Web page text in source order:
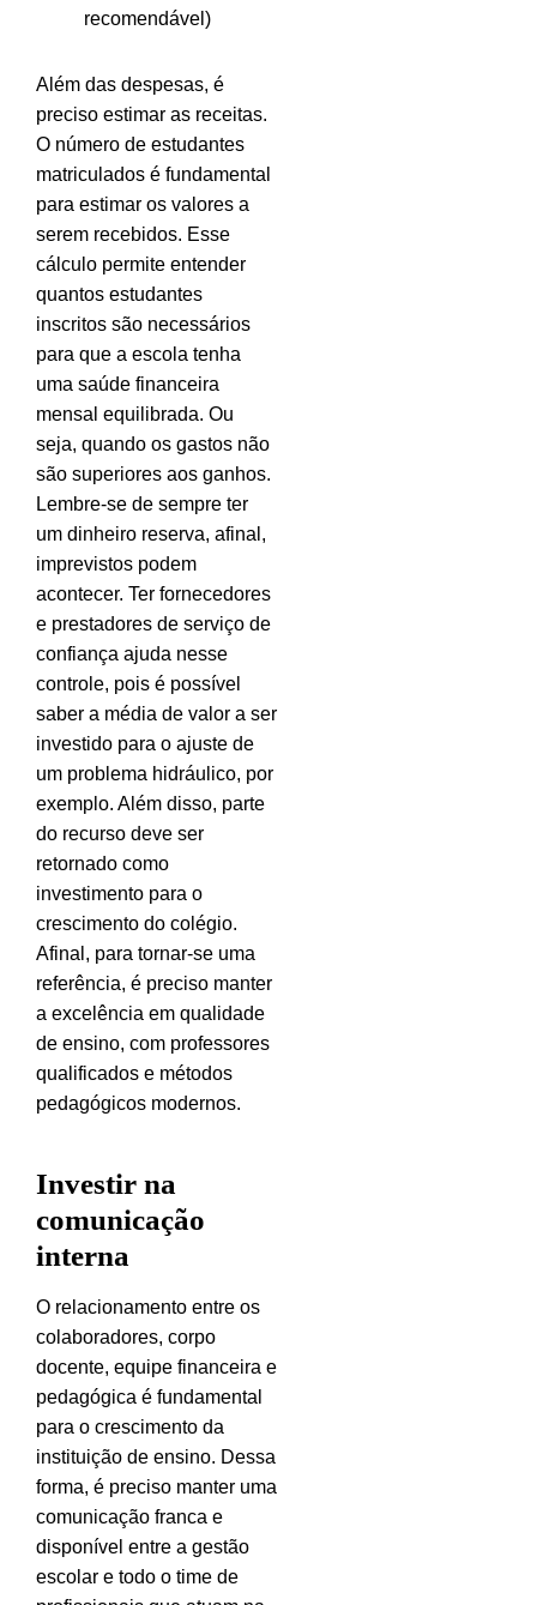
recomendável)
Além das despesas, é
preciso estimar as receitas.
O número de estudantes
matriculados é fundamental
para estimar os valores a
serem recebidos. Esse
cálculo permite entender
quantos estudantes
inscritos são necessários
para que a escola tenha
uma saúde financeira
mensal equilibrada. Ou
seja, quando os gastos não
são superiores aos ganhos.
Lembre-se de sempre ter
um dinheiro reserva, afinal,
imprevistos podem
acontecer. Ter fornecedores
e prestadores de serviço de
confiança ajuda nesse
controle, pois é possível
saber a média de valor a ser
investido para o ajuste de
um problema hidráulico, por
exemplo. Além disso, parte
do recurso deve ser
retornado como
investimento para o
crescimento do colégio.
Afinal, para tornar-se uma
referência, é preciso manter
a excelência em qualidade
de ensino, com professores
qualificados e métodos
pedagógicos modernos.
Investir na
comunicação
interna
O relacionamento entre os
colaboradores, corpo
docente, equipe financeira e
pedagógica é fundamental
para o crescimento da
instituição de ensino. Dessa
forma, é preciso manter uma
comunicação franca e
disponível entre a gestão
escolar e todo o time de